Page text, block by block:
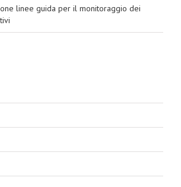
linee guida per il monitoraggio dei